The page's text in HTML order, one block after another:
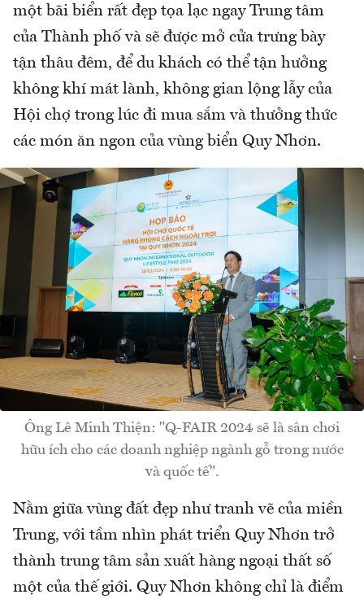
một bãi biển rất đẹp tọa lạc ngay Trung tâm
của Thành phố và sẽ được mở cửa trưng bày
tận thâu đêm, để du khách có thể tận hưởng
không khí mát lành, không gian lộng lẫy của
Hội chợ trong lúc đi mua sắm và thưởng thức
các món ăn ngon của vùng biển Quy Nhơn.
Ông Lê Minh Thiện: "Q-FAIR 2024 sẽ là sân chơi
hữu ích cho các doanh nghiệp ngành gỗ trong nước
và quốc tế".
Nằm giữa vùng đất đẹp như tranh vẽ của miền
Trung, với tầm nhìn phát triển Quy Nhơn trở
thành trung tâm sản xuất hàng ngoại thất số
một của thế giới. Quy Nhơn không chỉ là điểm